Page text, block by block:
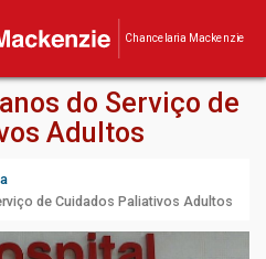
Chancelaria Mackenzie
do Serviço de
Adultos
de Cuidados Paliativos Adultos